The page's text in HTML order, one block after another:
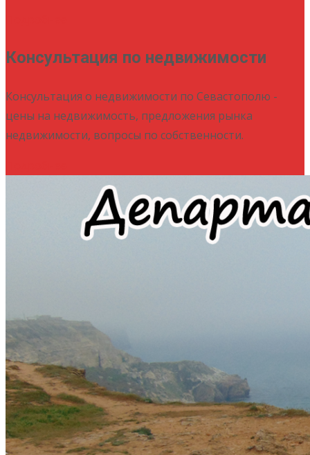
Консультация по недвижимости
Консультация о недвижимости по Севастополю -
цены на недвижимость, предложения рынка
недвижимости, вопросы по собственности.